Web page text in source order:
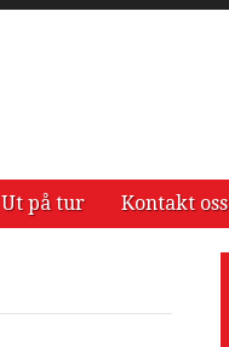
Ut på tur Kontakt oss